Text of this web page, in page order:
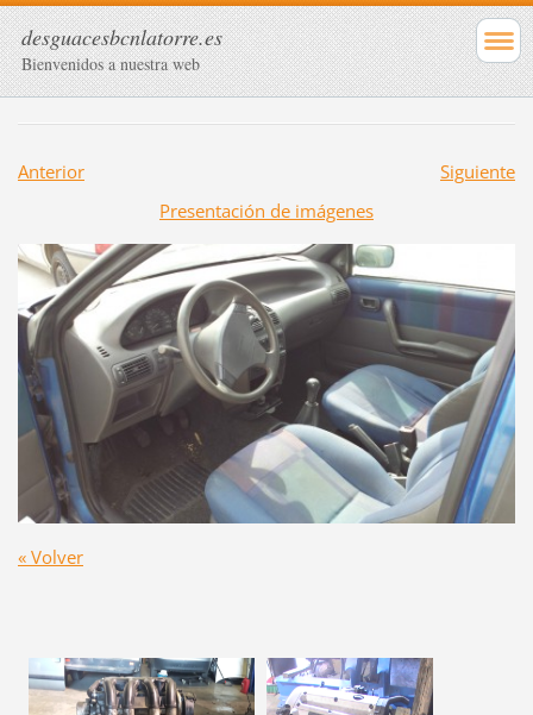
desguacesbcnlatorre.es
Bienvenidos a nuestra web
Anterior
Siguiente
Presentación de imágenes
« Volver